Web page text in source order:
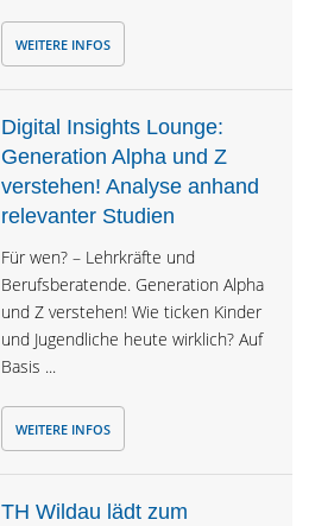
WEITERE INFOS
Digital Insights Lounge:
Generation Alpha und Z
verstehen! Analyse anhand
relevanter Studien
Für wen? – Lehrkräfte und
Berufsberatende. Generation Alpha
und Z verstehen! Wie ticken Kinder
und Jugendliche heute wirklich? Auf
Basis ...
WEITERE INFOS
TH Wildau lädt zum